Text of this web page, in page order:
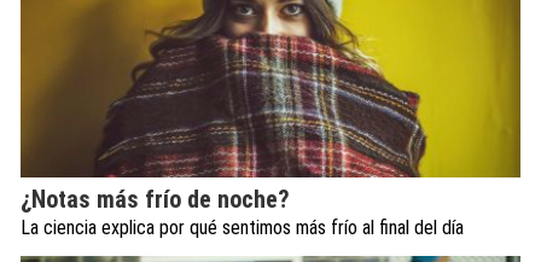
¿Notas más frío de noche?
La ciencia explica por qué sentimos más frío al final del día